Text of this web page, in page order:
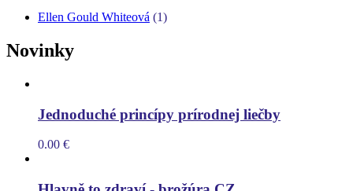
Ellen Gould Whiteová (1)
Novinky
Jednoduché princípy prírodnej liečby
0.00 €